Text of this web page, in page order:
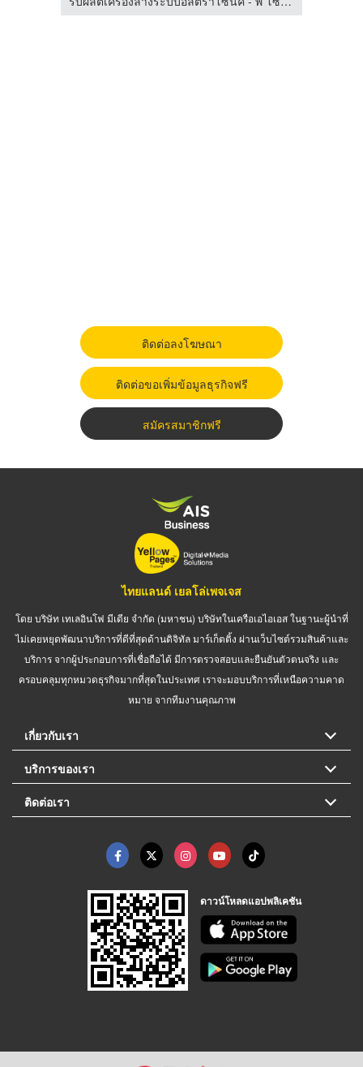
ติดต่อลงโฆษณา
ติดต่อขอเพิ่มข้อมูลธุรกิจฟรี
สมัครสมาชิกฟรี
ไทยแลนด์ เยลโล่เพจเจส
โดย บริษัท เทเลอินโฟ มีเดีย จำกัด (มหาชน) บริษัทในเครือเอไอเอส ในฐานะผู้นำที่
ไม่เคยหยุดพัฒนาบริการที่ดีที่สุดด้านดิจิทัล มาร์เก็ตติ้ง ผ่านเว็บไซต์รวมสินค้าและ
บริการ จากผู้ประกอบการที่เชื่อถือได้ มีการตรวจสอบและยืนยันตัวตนจริง และ
ครอบคลุมทุกหมวดธุรกิจมากที่สุดในประเทศ เราจะมอบบริการที่เหนือความคาด
หมาย จากทีมงานคุณภาพ
เกี่ยวกับเรา
บริการของเรา
ติดต่อเรา
ดาวน์โหลดแอปพลิเคชัน